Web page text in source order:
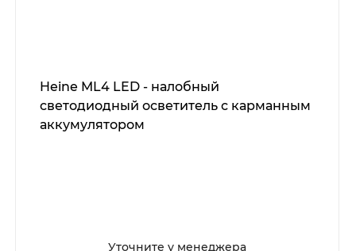
Heine ML4 LED - налобный
светодиодный осветитель с карманным
аккумулятором
Уточните у менеджера